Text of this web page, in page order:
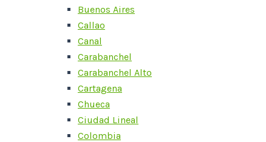
Buenos Aires
Callao
Canal
Carabanchel
Carabanchel Alto
Cartagena
Chueca
Ciudad Lineal
Colombia